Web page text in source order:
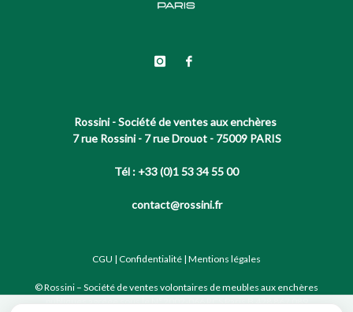
Rossini - Société de ventes aux enchères
7 rue Rossini - 7 rue Drouot - 75009 PARIS
Tél : +33 (0)1 53 34 55 00
contact@rossini.fr
CGU | Confidentialité | Mentions légales
© Rossini – Société de ventes volontaires de meubles aux enchères